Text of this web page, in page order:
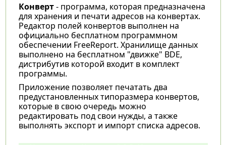
Конверт- программа, которая предназначена
для хранения и печати адресов на конвертах.
Редактор полей конвертов выполнен на
официально бесплатном программном
обеспечении FreeReport. Хранилище данных
выполнено на бесплатном "движке" BDE,
дистрибутив которой входит в комплект
программы.
Приложение позволяет печатать два
предустановленных типоразмера конвертов,
которые в свою очередь можно
редактировать под свои нужды, а также
выполнять экспорт и импорт списка адресов.